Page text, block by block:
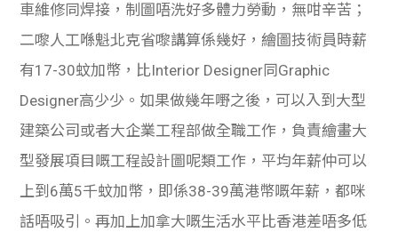
車維修同焊接，制圖唔洗好多體力勞動，無咁辛苦；
二嚟人工喺魁北克省嚟講算係幾好，繪圖技術員時薪
有17-30蚊加幣，比Interior Designer同Graphic
Designer高少少。如果做幾年嘢之後，可以入到大型
建築公司或者大企業工程部做全職工作，負責繪畫大
型發展項目嘅工程設計圖呢類工作，平均年薪仲可以
上到6萬5千蚊加幣，即係38-39萬港幣嘅年薪，都咪
話唔吸引。再加上加拿大嘅生活水平比香港差唔多低